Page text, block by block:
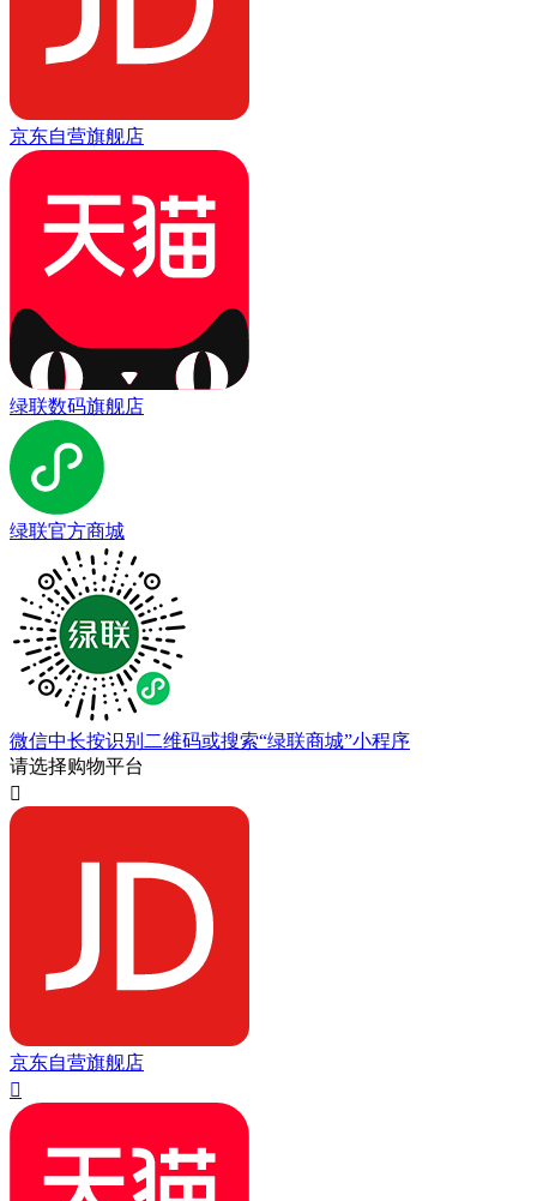
京东自营旗舰店
绿联数码旗舰店
绿联官方商城
微信中长按识别二维码或搜索“绿联商城”小程序
请选择购物平台

京东自营旗舰店
